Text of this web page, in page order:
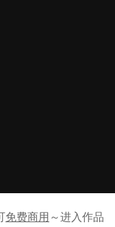
免费商用 ～进入作品